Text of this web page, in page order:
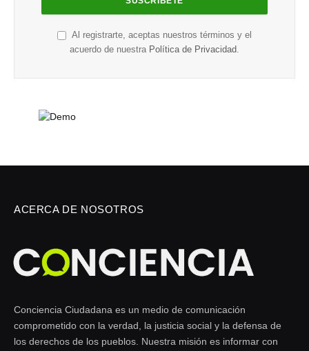
Al registrarte, aceptas nuestros términos y el
acuerdo de nuestra Política de Privacidad.
ACERCA DE NOSOTROS
Conciencia Ciudadana es un medio de comunicación
comprometido con la verdad, la justicia social y la defensa de
los derechos de los pueblos. Nuestra misión es informar con